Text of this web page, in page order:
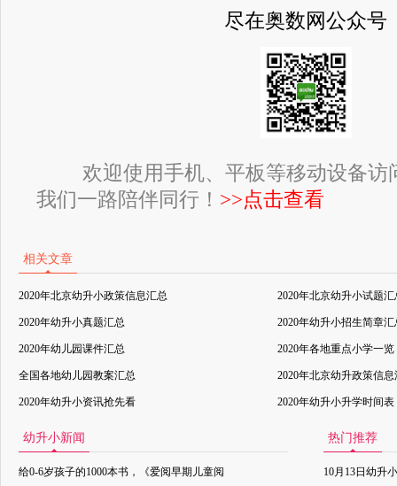
尽在奥数网公众号
欢迎使用手机、平板等移动设备访
我们一路陪伴同行！ >>点击查看
相关文章
2020年北京幼升小政策信息汇总 2020年北京幼升小试题汇
2020年幼升小真题汇总 2020年幼升小招生简章汇
2020年幼儿园课件汇总 2020年各地重点小学一览
全国各地幼儿园教案汇总 2020年北京幼升政策信息
2020年幼升小资讯抢先看 2020年幼升小升学时间表
幼升小新闻
给0-6岁孩子的1000本书，《爱阅早期儿童阅
热门推荐
10月13日幼升